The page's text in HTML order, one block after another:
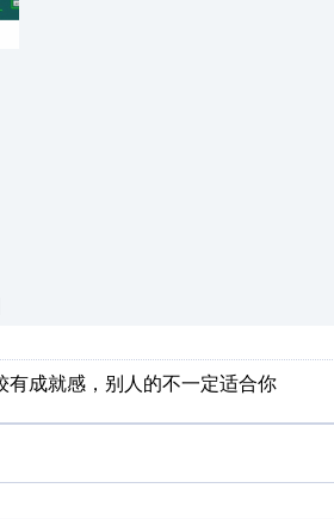
有成就感，别人的不一定适合你